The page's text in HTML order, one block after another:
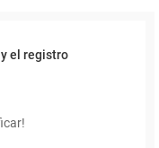
el registro